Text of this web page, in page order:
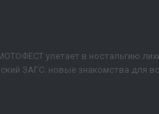
улетает в ностальгию
ЗАГС: новые знакомства для